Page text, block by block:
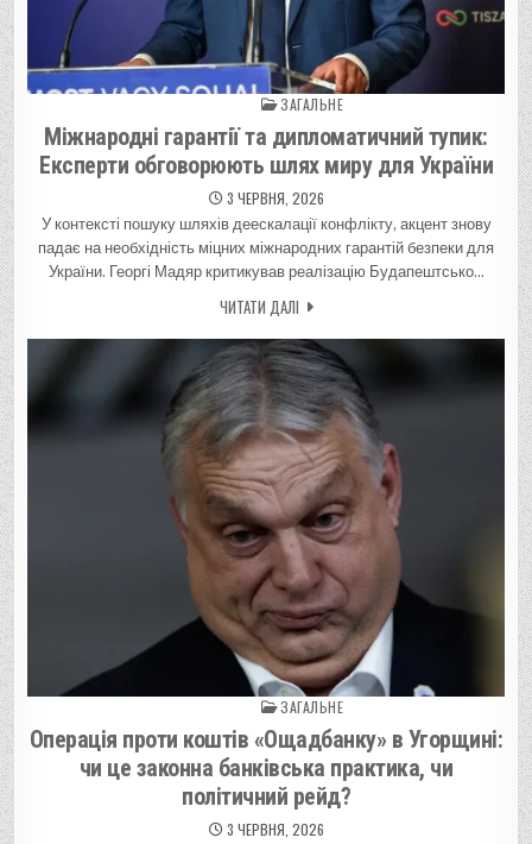
ЗАГАЛЬНЕ
Міжнародні гарантії та дипломатичний тупик:
Експерти обговорюють шлях миру для України
3 ЧЕРВНЯ, 2026
У контексті пошуку шляхів деескалації конфлікту, акцент знову
падає на необхідність міцних міжнародних гарантій безпеки для
України. Георгі Мадяр критикував реалізацію Будапештсько…
ЧИТАТИ ДАЛІ
ЗАГАЛЬНЕ
Операція проти коштів «Ощадбанку» в Угорщині:
чи це законна банківська практика, чи
політичний рейд?
3 ЧЕРВНЯ, 2026